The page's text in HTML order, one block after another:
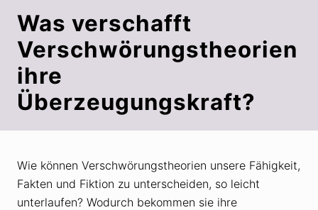
Was verschafft
Verschwörungstheorien
ihre
Überzeugungskraft?
Wie können Verschwörungstheorien unsere Fähigkeit,
Fakten und Fiktion zu unterscheiden, so leicht
unterlaufen? Wodurch bekommen sie ihre